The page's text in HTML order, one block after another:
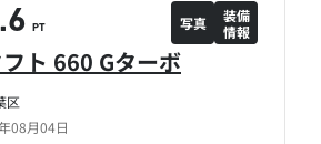
区
08月04日
ト 660 Gターボ
PT 写真
装備
情報